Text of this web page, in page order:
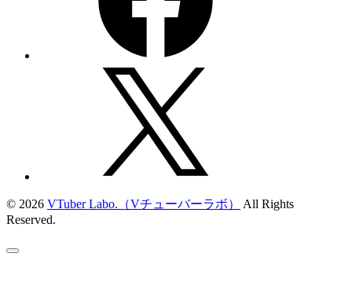
© 2026 VTuber Labo.（Vチューバーラボ）
All Rights
Reserved.